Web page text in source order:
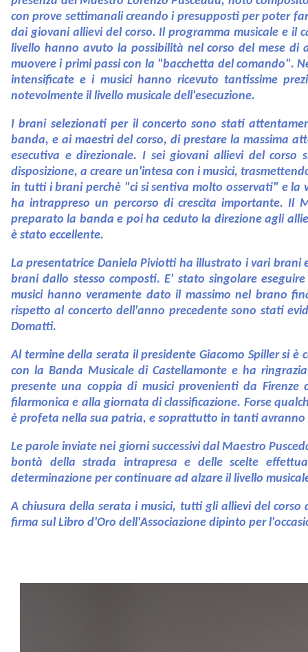
con prove settimanali creando i presupposti per poter
dai giovani allievi del corso. Il programma musicale e il
livello hanno avuto la possibilità nel corso del mese
muovere i primi passi con la "bacchetta del comando".
intensificate e i musici hanno ricevuto tantissime
notevolmente il livello musicale dell'esecuzione.
I brani selezionati per il concerto sono stati
banda, e ai maestri del corso, di prestare la massima
esecutiva e direzionale. I sei giovani allievi del
disposizione, a creare un'intesa con i musici,
in tutti i brani perchè "ci si sentiva molto osservati" e
ha intrappreso un percorso di crescita importante. Il
preparato la banda e poi ha ceduto la direzione agli
è stato eccellente.
La presentatrice Daniela Piviotti ha illustrato i vari brani
brani dallo stesso composti. E' stato singolare
musici hanno veramente dato il massimo nel brano
rispetto al concerto dell'anno precedente sono stati
Domatti.
Al termine della serata il presidente Giacomo Spiller si
con la Banda Musicale di Castellamonte e ha
presente una coppia di musici provenienti da
filarmonica e alla giornata di classificazione. Forse
è profeta nella sua patria, e soprattutto in tanti
Le parole inviate nei giorni successivi dal Maestro
bontà della strada intrapresa e delle scelte
determinazione per continuare ad alzare il livello
A chiusura della serata i musici, tutti gli allievi del
firma sul Libro d'Oro dell'Associazione dipinto per